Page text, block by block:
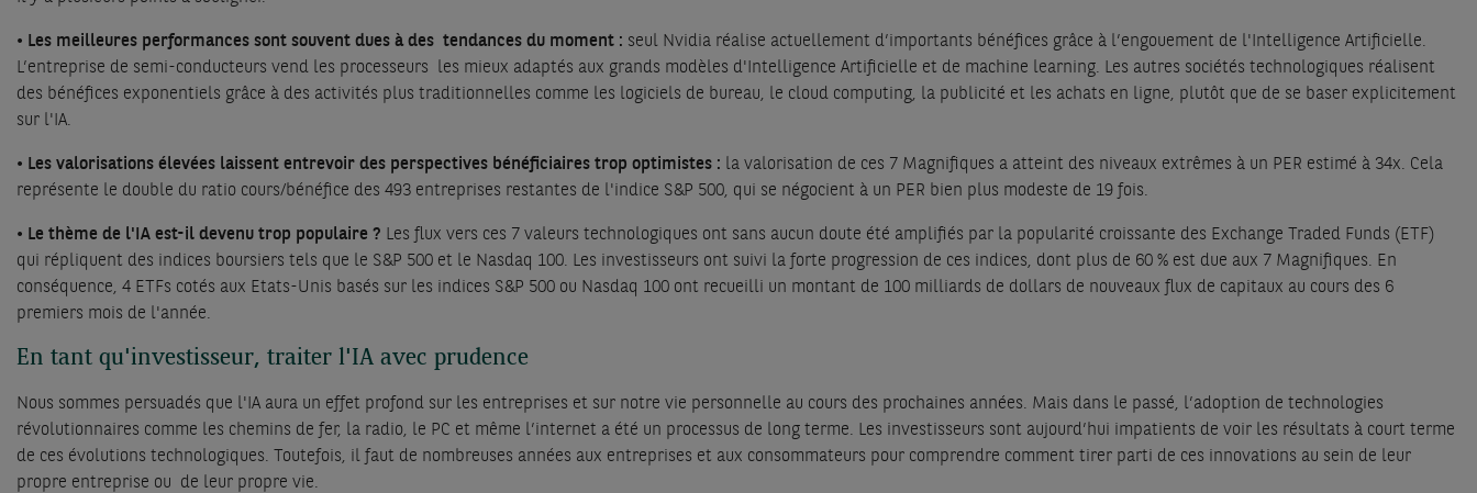
• Les meilleures performances sont souvent dues à des tendances du moment : seul Nvidia réalise actuellement d’importants bénéfices grâce à l’engouement de l'Intelligence Artificielle.
L’entreprise de semi-conducteurs vend les processeurs les mieux adaptés aux grands modèles d'Intelligence Artificielle et de machine learning. Les autres sociétés technologiques réalisent
des bénéfices exponentiels grâce à des activités plus traditionnelles comme les logiciels de bureau, le cloud computing, la publicité et les achats en ligne, plutôt que de se baser explicitement
sur l'IA.
• Les valorisations élevées laissent entrevoir des perspectives bénéficiaires trop optimistes : la valorisation de ces 7 Magnifiques a atteint des niveaux extrêmes à un PER estimé à 34x. Cela
représente le double du ratio cours/bénéfice des 493 entreprises restantes de l'indice S&P 500, qui se négocient à un PER bien plus modeste de 19 fois.
• Le thème de l'IA est-il devenu trop populaire ? Les flux vers ces 7 valeurs technologiques ont sans aucun doute été amplifiés par la popularité croissante des Exchange Traded Funds (ETF)
qui répliquent des indices boursiers tels que le S&P 500 et le Nasdaq 100. Les investisseurs ont suivi la forte progression de ces indices, dont plus de 60 % est due aux 7 Magnifiques. En
conséquence, 4 ETFs cotés aux Etats-Unis basés sur les indices S&P 500 ou Nasdaq 100 ont recueilli un montant de 100 milliards de dollars de nouveaux flux de capitaux au cours des 6
premiers mois de l'année.
En tant qu'investisseur, traiter l'IA avec prudence
Nous sommes persuadés que l'IA aura un effet profond sur les entreprises et sur notre vie personnelle au cours des prochaines années. Mais dans le passé, l’adoption de technologies
révolutionnaires comme les chemins de fer, la radio, le PC et même l’internet a été un processus de long terme. Les investisseurs sont aujourd’hui impatients de voir les résultats à court terme
de ces évolutions technologiques. Toutefois, il faut de nombreuses années aux entreprises et aux consommateurs pour comprendre comment tirer parti de ces innovations au sein de leur
propre entreprise ou de leur propre vie.